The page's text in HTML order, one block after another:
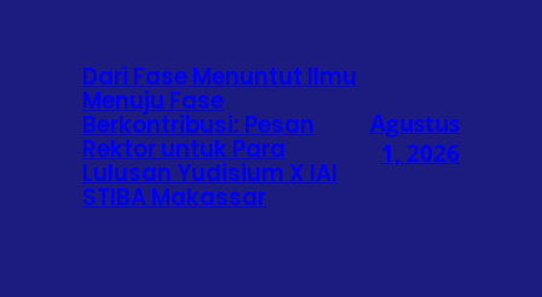
Dari Fase Menuntut Ilmu
Menuju Fase
Berkontribusi: Pesan
Rektor untuk Para
Lulusan Yudisium X IAI
STIBA Makassar
Agustus
1, 2026